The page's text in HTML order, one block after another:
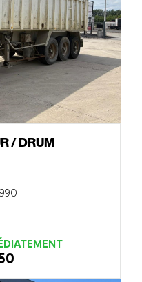
/ DRUM